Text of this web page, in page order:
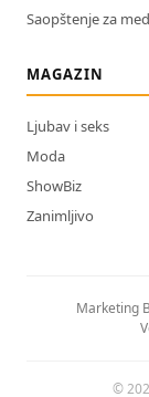
Saopštenje za
MAGAZIN
Ljubav i seks
Moda
ShowBiz
Zanimljivo
Marketing
©